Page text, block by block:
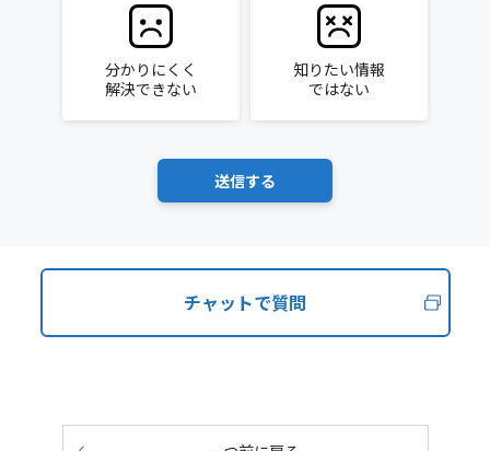
分かりにくく
解決できない
知りたい情報
ではない
チャットで質問